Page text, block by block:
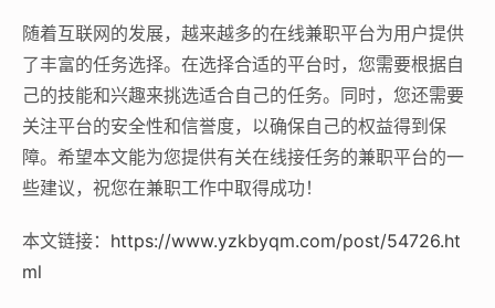
随着互联网的发展，越来越多的在线兼职平台为用户提供
了丰富的任务选择。在选择合适的平台时，您需要根据自
己的技能和兴趣来挑选适合自己的任务。同时，您还需要
关注平台的安全性和信誉度，以确保自己的权益得到保
障。希望本文能为您提供有关在线接任务的兼职平台的一
些建议，祝您在兼职工作中取得成功！
本文链接： https://www.yzkbyqm.com/post/54726.ht
ml